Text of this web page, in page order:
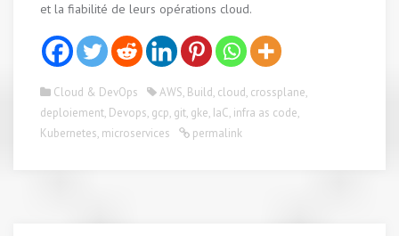
et la fiabilité de leurs opérations cloud.
Cloud & DevOps AWS, Build, cloud, crossplane,
deploiement, Devops, gcp, git, gke, IaC, infra as code,
Kubernetes, microservices permalink